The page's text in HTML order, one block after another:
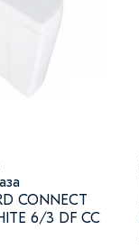
CONNECT
6/3 DF CC